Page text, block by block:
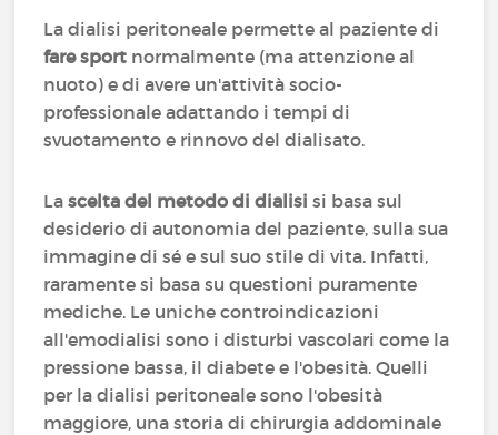
La dialisi peritoneale permette al paziente di
fare sport normalmente (ma attenzione al
nuoto) e di avere un'attività socio-
professionale adattando i tempi di
svuotamento e rinnovo del dialisato.
Lascelta del metodo di dialisi si basa sul
desiderio di autonomia del paziente, sulla sua
immagine di sé e sul suo stile di vita. Infatti,
raramente si basa su questioni puramente
mediche. Le uniche controindicazioni
all'emodialisi sono i disturbi vascolari come la
pressione bassa, il diabete e l'obesità. Quelli
per la dialisi peritoneale sono l'obesità
maggiore, una storia di chirurgia addominale